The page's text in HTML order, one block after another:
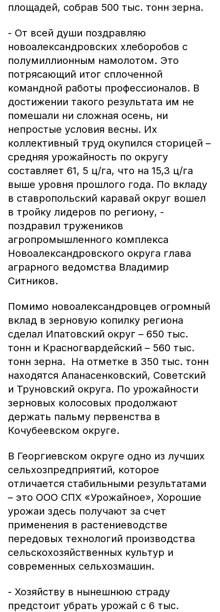
площадей, собрав 500 тыс. тонн зерна.
- От всей души поздравляю
новоалександровских хлеборобов с
полумиллионным намолотом. Это
потрясающий итог сплоченной
командной работы профессионалов. В
достижении такого результата им не
помешали ни сложная осень, ни
непростые условия весны. Их
коллективный труд окупился сторицей –
средняя урожайность по округу
составляет 61, 5 ц/га, что на 15,3 ц/га
выше уровня прошлого года. По вкладу
в ставропольский каравай округ вошел
в тройку лидеров по региону, -
поздравил тружеников
агропромышленного комплекса
Новоалександровского округа глава
аграрного ведомства Владимир
Ситников.
Помимо новоалександровцев огромный
вклад в зерновую копилку региона
сделал Ипатовский округ – 650 тыс.
тонн и Красногвардейский – 560 тыс.
тонн зерна. На отметке в 350 тыс. тонн
находятся Апанасенковский, Советский
и Труновский округа. По урожайности
зерновых колосовых продолжают
держать пальму первенства в
Кочубеевском округе.
В Георгиевском округе одно из лучших
сельхозпредприятий, которое
отличается стабильными результатами
– это ООО СПХ «Урожайное», Хорошие
урожаи здесь получают за счет
применения в растениеводстве
передовых технологий производства
сельскохозяйственных культур и
современных сельхозмашин.
- Хозяйству в нынешнюю страду
предстоит убрать урожай с 6 тыс.